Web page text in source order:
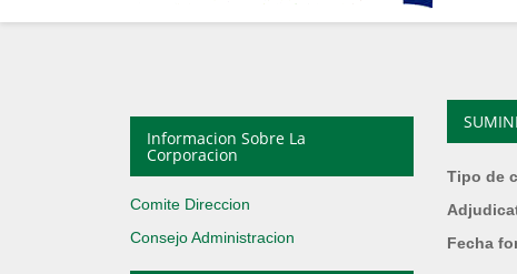
Informacion Sobre La
Corporacion
Comite Direccion
Consejo Administracion
Tipo de
Fecha